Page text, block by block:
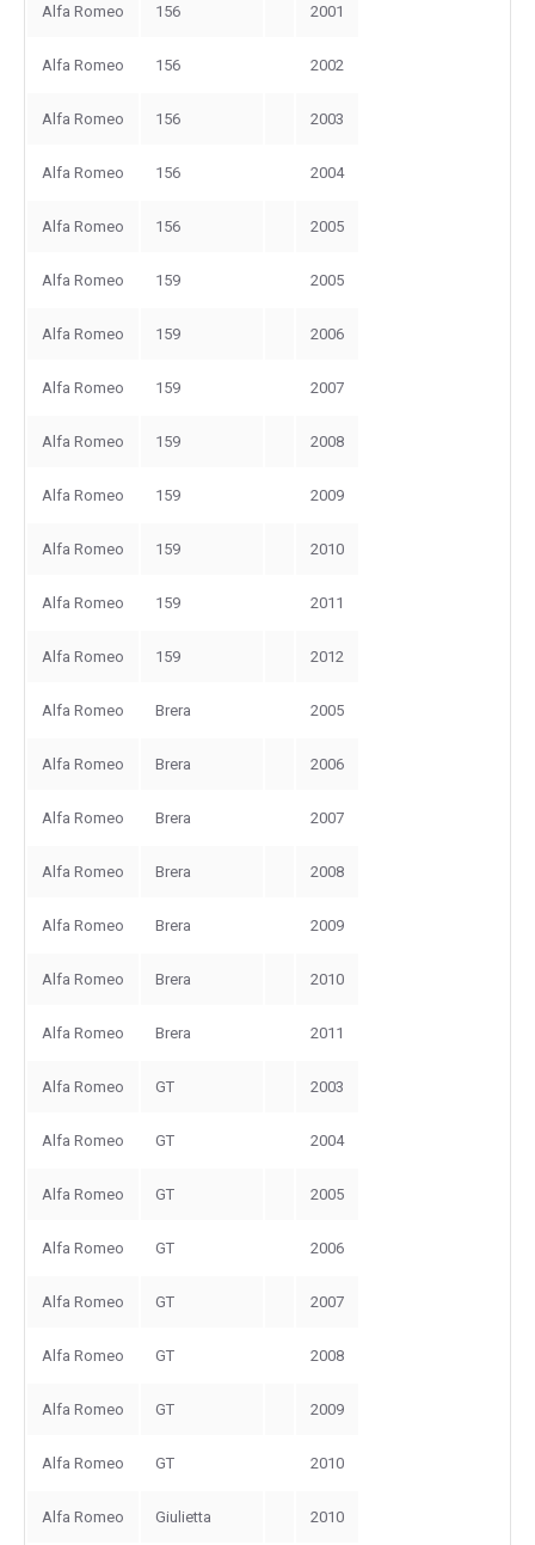
Alfa Romeo 156 2001
Alfa Romeo 156 2002
Alfa Romeo 156 2003
Alfa Romeo 156 2004
Alfa Romeo 156 2005
Alfa Romeo 159 2005
Alfa Romeo 159 2006
Alfa Romeo 159 2007
Alfa Romeo 159 2008
Alfa Romeo 159 2009
Alfa Romeo 159 2010
Alfa Romeo 159 2011
Alfa Romeo 159 2012
Alfa Romeo Brera 2005
Alfa Romeo Brera 2006
Alfa Romeo Brera 2007
Alfa Romeo Brera 2008
Alfa Romeo Brera 2009
Alfa Romeo Brera 2010
Alfa Romeo Brera 2011
Alfa Romeo GT 2003
Alfa Romeo GT 2004
Alfa Romeo GT 2005
Alfa Romeo GT 2006
Alfa Romeo GT 2007
Alfa Romeo GT 2008
Alfa Romeo GT 2009
Alfa Romeo GT 2010
Alfa Romeo Giulietta 2010